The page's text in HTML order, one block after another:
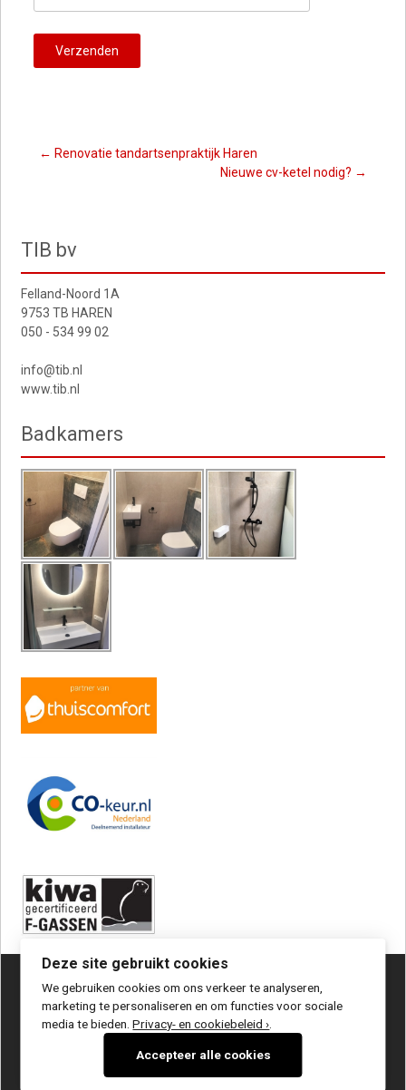
Berichten
menu
← Renovatie tandartsenpraktijk Haren
Nieuwe cv-ketel nodig? →
TIB bv
Felland-Noord 1A
9753 TB HAREN
050 - 534 99 02
info@tib.nl
www.tib.nl
Badkamers
© 2023 TIB bv Haren |Privacy statement / disclaimer|Sitemap
Gerealiseerd doorSA
Login
Deze site gebruikt cookies
We gebruiken cookies om ons verkeer te analyseren,
marketing te personaliseren en om functies voor sociale
media te bieden.Privacy- en cookiebeleid ›
Accepteer alle cookies